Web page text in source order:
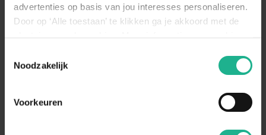
advertenties op basis van jou interesses personaliseren.
Door op ‘Alle toestaan’ te klikken ga je akkoord met de
decookieverklaring op onze website.
Noodzakelijk
Voorkeuren
schaduw neer. Je zult merken dat hij
dan minder snel groeit en bloeit.
omschrijving
bewater je de klimplant in droge
periodes en wanneer het erg warm